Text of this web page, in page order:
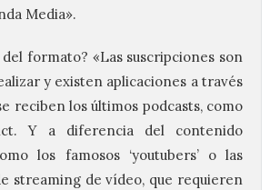
Media».
del formato? «Las suscripciones son
y existen aplicaciones a través
reciben los últimos podcasts, como
Y a diferencia del contenido
los famosos ‘youtubers’ o las
streaming de vídeo, que requieren
Feria
Convento a